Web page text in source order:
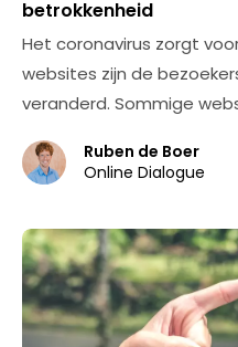
betrokkenheid
Het coronavirus zorgt
websites zijn de
veranderd. Sommige
Ruben de Boer
Online Dialogue